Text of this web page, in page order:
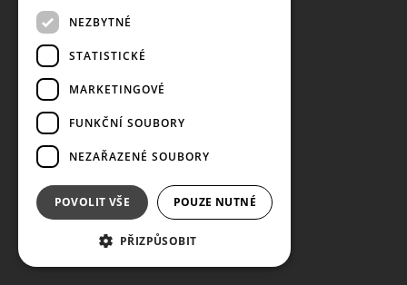
NEZBYTNÉ
STATISTICKÉ
MARKETINGOVÉ
FUNKČNÍ SOUBORY
NEZAŘAZENÉ SOUBORY
POVOLIT VŠE POUZE NUTNÉ
PŘIZPŮSOBIT